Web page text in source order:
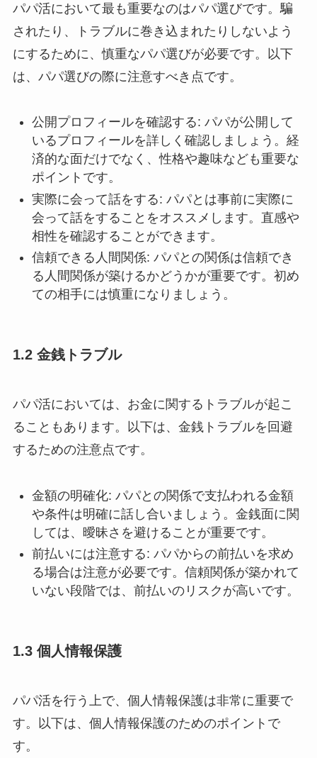
パパ活において最も重要なのはパパ選びです。騙
されたり、トラブルに巻き込まれたりしないよう
にするために、慎重なパパ選びが必要です。以下
は、パパ選びの際に注意すべき点です。
公開プロフィールを確認する: パパが公開して
いるプロフィールを詳しく確認しましょう。経
済的な面だけでなく、性格や趣味なども重要な
ポイントです。
実際に会って話をする: パパとは事前に実際に
会って話をすることをオススメします。直感や
相性を確認することができます。
信頼できる人間関係: パパとの関係は信頼でき
る人間関係が築けるかどうかが重要です。初め
ての相手には慎重になりましょう。
1.2 金銭トラブル
パパ活においては、お金に関するトラブルが起こ
ることもあります。以下は、金銭トラブルを回避
するための注意点です。
金額の明確化: パパとの関係で支払われる金額
や条件は明確に話し合いましょう。金銭面に関
しては、曖昧さを避けることが重要です。
前払いには注意する: パパからの前払いを求め
る場合は注意が必要です。信頼関係が築かれて
いない段階では、前払いのリスクが高いです。
1.3 個人情報保護
パパ活を行う上で、個人情報保護は非常に重要で
す。以下は、個人情報保護のためのポイントで
す。